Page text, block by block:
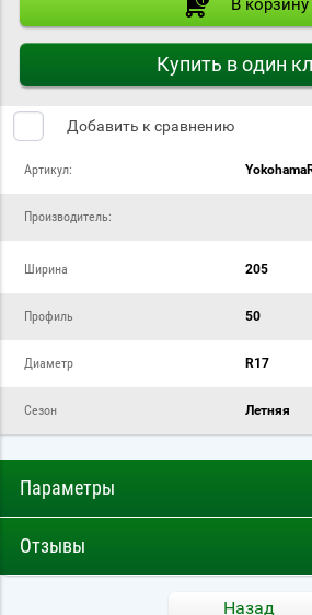
В корзину
Купить в один
Добавить к сравнению
Артикул:
Производитель:
Ширина 205
Профиль 50
Диаметр R17
Сезон Летняя
Параметры
Отзывы
Назад